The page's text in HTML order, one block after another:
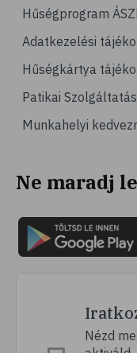
# gyerek
# erőszak
# agresszió
# intelligencia
# hányinger
# túlsúly
# szabadidő
# lelki
Hűségprogram
Adatkezelési
Hűségkártya
Patikai
Munkahelyi
Ne maradj
Nézd